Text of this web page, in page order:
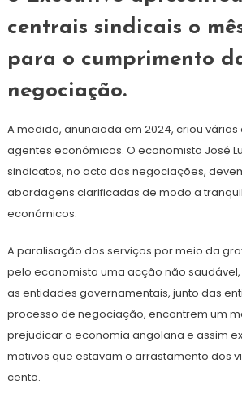
centrais sindicais o
para o cumprimento
negociação.
A medida, anunciada em 2024, criou
agentes económicos. O economista José
sindicatos, no acto das negociações,
abordagens clarificadas de modo a
económicos.
A paralisação dos serviços por meio da
pelo economista uma acção não saudável,
as entidades governamentais, junto das
processo de negociação, encontrem um
prejudicar a economia angolana e assim
motivos que estavam o arrastamento dos
cento.